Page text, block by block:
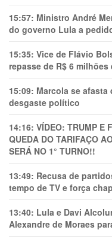
15:57: Ministro André
do governo Lula a
15:35: Vice de Flávio
repasse de R$ 6 milhões
15:09: Marcola se afasta
desgaste político
14:16: VÍDEO: TRUMP E
QUEDA DO TARIFAÇO
SERÁ NO 1° TURNO!!
13:49: Recusa de
tempo de TV e força
13:40: Lula e Davi
Alexandre de Moraes